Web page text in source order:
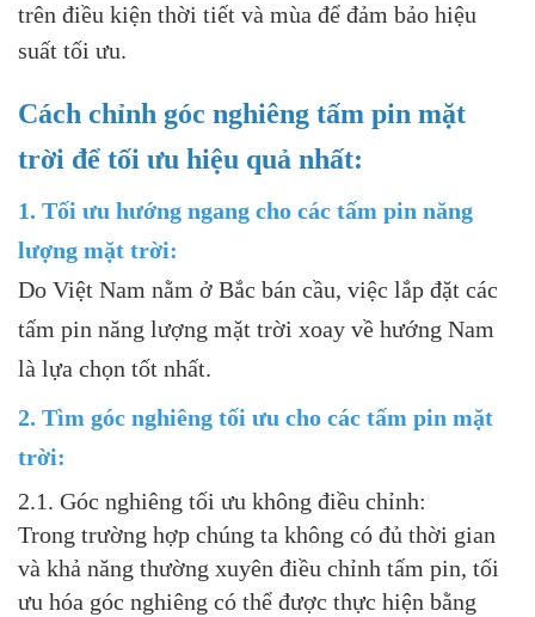
trên điều kiện thời tiết và mùa để đảm bảo hiệu
suất tối ưu.
Cách chỉnh góc nghiêng tấm pin mặt
trời để tối ưu hiệu quả nhất:
1. Tối ưu hướng ngang cho các tấm pin năng
lượng mặt trời:
Do Việt Nam nằm ở Bắc bán cầu, việc lắp đặt các
tấm pin năng lượng mặt trời xoay về hướng Nam
là lựa chọn tốt nhất.
2. Tìm góc nghiêng tối ưu cho các tấm pin mặt
trời:
2.1. Góc nghiêng tối ưu không điều chỉnh:
Trong trường hợp chúng ta không có đủ thời gian
và khả năng thường xuyên điều chỉnh tấm pin, tối
ưu hóa góc nghiêng có thể được thực hiện bằng